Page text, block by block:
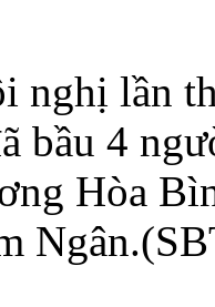
nghị lần
bầu 4
Hòa